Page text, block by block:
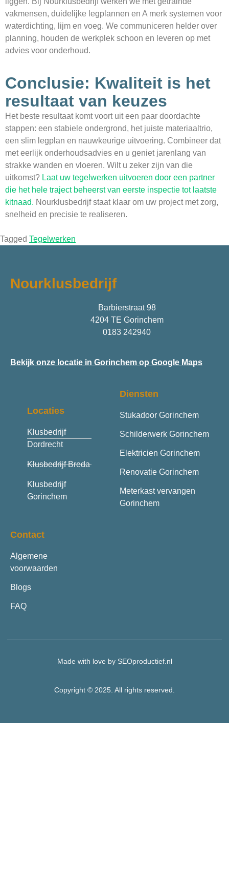
vakmensen, duidelijke legplannen en A merk systemen voor
waterdichting, lijm en voeg. We communiceren helder over
planning, houden de werkplek schoon en leveren op met
advies voor onderhoud.
Conclusie: Kwaliteit is het
resultaat van keuzes
Het beste resultaat komt voort uit een paar doordachte
stappen: een stabiele ondergrond, het juiste materiaaltrio,
een slim legplan en nauwkeurige uitvoering. Combineer dat
met eerlijk onderhoudsadvies en u geniet jarenlang van
strakke wanden en vloeren. Wilt u zeker zijn van die
uitkomst? Laat uw tegelwerken uitvoeren door een partner
die het hele traject beheerst van eerste inspectie tot laatste
kitnaad. Nourklusbedrijf staat klaar om uw project met zorg,
snelheid en precisie te realiseren.
Tagged Tegelwerken
Nourklusbedrijf
Barbierstraat 98
4204 TE Gorinchem
0183 242940
Bekijk onze locatie in Gorinchem op Google Maps
Locaties
Klusbedrijf
Dordrecht
Klusbedrijf Breda
Klusbedrijf
Gorinchem
Diensten
Stukadoor Gorinchem
Schilderwerk Gorinchem
Elektricien Gorinchem
Renovatie Gorinchem
Meterkast vervangen
Gorinchem
Contact
Algemene
voorwaarden
Blogs
FAQ
Made with love by SEOproductief.nl
Copyright © 2025. All rights reserved.